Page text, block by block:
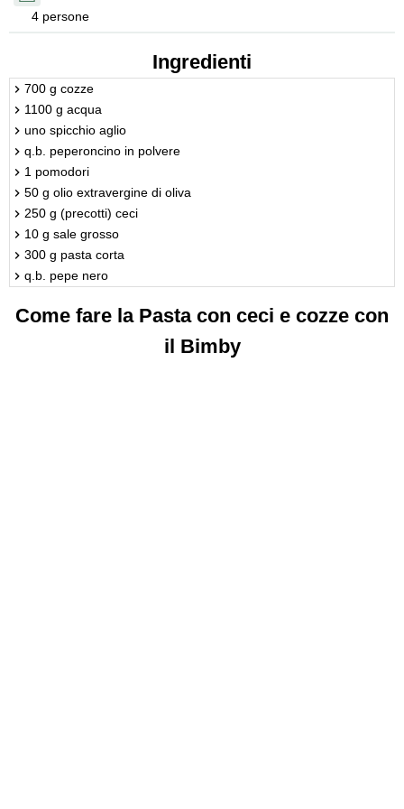
4 persone
Ingredienti
700 g cozze
1100 g acqua
uno spicchio aglio
q.b. peperoncino in polvere
1 pomodori
50 g olio extravergine di oliva
250 g (precotti) ceci
10 g sale grosso
300 g pasta corta
q.b. pepe nero
Come fare la Pasta con ceci e cozze con
il Bimby